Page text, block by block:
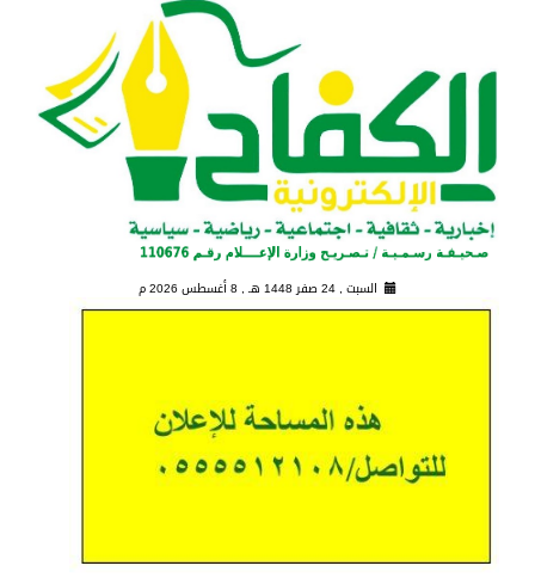
السبت , 24 صفر 1448 هـ , 8 أغسطس 2026 م